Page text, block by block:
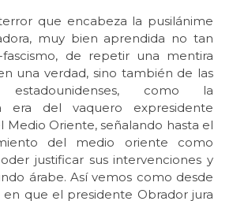
que encabeza la pusilánime
muy bien aprendida no tan
de repetir una mentira
una verdad, sino también de las
estadounidenses, como la
era del vaquero expresidente
Medio Oriente, señalando hasta el
del medio oriente como
justificar sus intervenciones y
árabe. Así vemos como desde
que el presidente Obrador jura